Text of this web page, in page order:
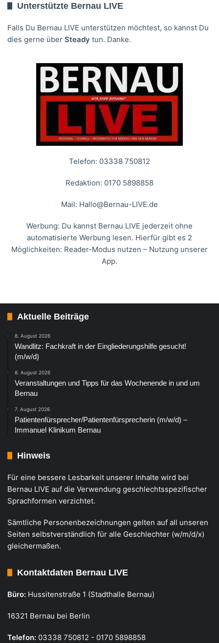
Unterstützte Bernau LIVE
Falls Du Bernau LIVE unterstützen möchtest, so kannst Du
dies gerne über Steady tun. Danke.
Telefon: 03338 750812
Redaktion: 0170 5898858
Mail: Hallo@Bernau-LIVE.de
Werbung: Du kannst Bernau LIVE jederzeit ohne
automatisierte Werbung lesen. Hierfür gibt es 2
Möglichkeiten: Reader-Modus nutzen – Nutzung unserer
App.
Aktuelle Beiträge
8. August 2026
Wandlitz: Fachkraft in der Eingliederungshilfe gesucht!
(m/w/d)
8. August 2026
Veranstaltungen und Tipps für das Wochenende in und um
Bernau
7. August 2026
Patientenfürsprecher/Patientenfürsprecherin (m/w/d) –
Immanuel Klinikum Bernau
Hinweis
Für eine bessere Lesbarkeit unserer Inhalte wird bei
Bernau LIVE auf die Verwendung geschlechtsspezifischer
Sprachformen verzichtet.
Sämtliche Personenbezeichnungen gelten auf all unseren
Seiten selbstverständlich für alle Geschlechter (w/m/d/x)
gleichermaßen.
Kontaktdaten Bernau LIVE
Büro: Hussitenstraße 1 (Stadthalle Bernau)
16321 Bernau bei Berlin
Telefon: 03338 750812 - 0170 5898858